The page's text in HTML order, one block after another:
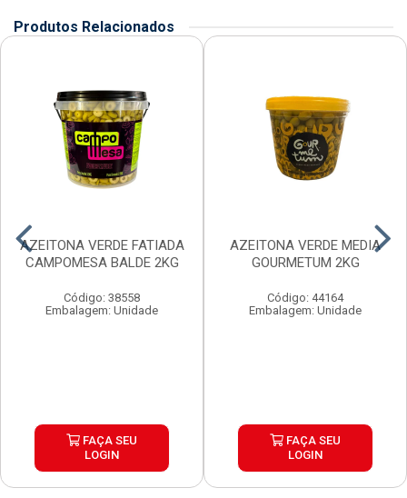
Produtos Relacionados
AZEITONA VERDE FATIADA
CAMPOMESA BALDE 2KG
Código: 38558
Embalagem: Unidade
FAÇA SEU
LOGIN
AZEITONA VERDE MEDIA
GOURMETUM 2KG
Código: 44164
Embalagem: Unidade
FAÇA SEU
LOGIN